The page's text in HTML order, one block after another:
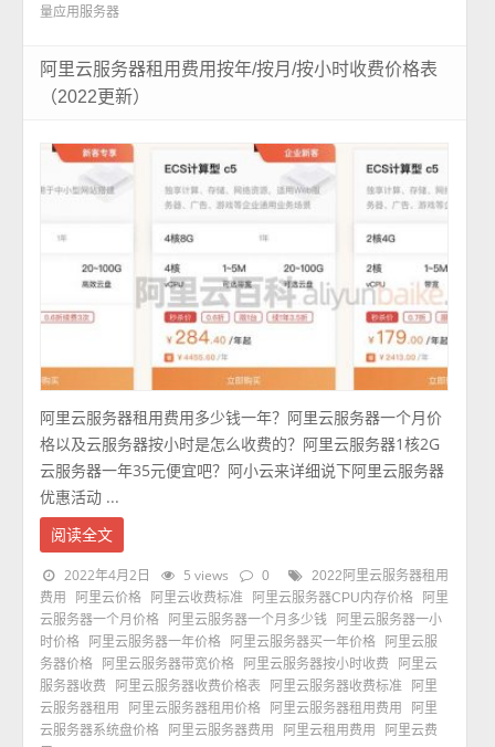
量应用服务器
阿里云服务器租用费用按年/按月/按小时收费价格表
（2022更新）
阿里云服务器租用费用多少钱一年？阿里云服务器一个月价
格以及云服务器按小时是怎么收费的？阿里云服务器1核2G
云服务器一年35元便宜吧？阿小云来详细说下阿里云服务器
优惠活动 ...
阅读全文
2022年4月2日 5 views 0
2022阿里云服务器租用
费用
阿里云价格 阿里云收费标准 阿里云服务器CPU内存价格
阿里
云服务器一个月价格
阿里云服务器一个月多少钱
阿里云服务器一小
时价格
阿里云服务器一年价格 阿里云服务器买一年价格
阿里云服
务器价格
阿里云服务器带宽价格 阿里云服务器按小时收费
阿里云
服务器收费
阿里云服务器收费价格表 阿里云服务器收费标准
阿里
云服务器租用
阿里云服务器租用价格 阿里云服务器租用费用
阿里
云服务器系统盘价格
阿里云服务器费用 阿里云租用费用
阿里云费